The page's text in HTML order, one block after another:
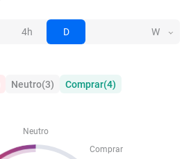
4h D W
Neutro(3) Comprar(4)
Neutro
Comprar